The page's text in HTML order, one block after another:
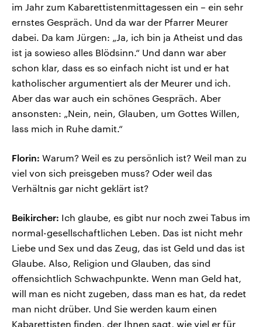
im Jahr zum Kabarettistenmittagessen ein – ein sehr
ernstes Gespräch. Und da war der Pfarrer Meurer
dabei. Da kam Jürgen: „Ja, ich bin ja Atheist und das
ist ja sowieso alles Blödsinn.“ Und dann war aber
schon klar, dass es so einfach nicht ist und er hat
katholischer argumentiert als der Meurer und ich.
Aber das war auch ein schönes Gespräch. Aber
ansonsten: „Nein, nein, Glauben, um Gottes Willen,
lass mich in Ruhe damit.“
Florin: Warum? Weil es zu persönlich ist? Weil man zu
viel von sich preisgeben muss? Oder weil das
Verhältnis gar nicht geklärt ist?
Beikircher: Ich glaube, es gibt nur noch zwei Tabus im
normal-gesellschaftlichen Leben. Das ist nicht mehr
Liebe und Sex und das Zeug, das ist Geld und das ist
Glaube. Also, Religion und Glauben, das sind
offensichtlich Schwachpunkte. Wenn man Geld hat,
will man es nicht zugeben, dass man es hat, da redet
man nicht drüber. Und Sie werden kaum einen
Kabarettisten finden, der Ihnen sagt, wie viel er für